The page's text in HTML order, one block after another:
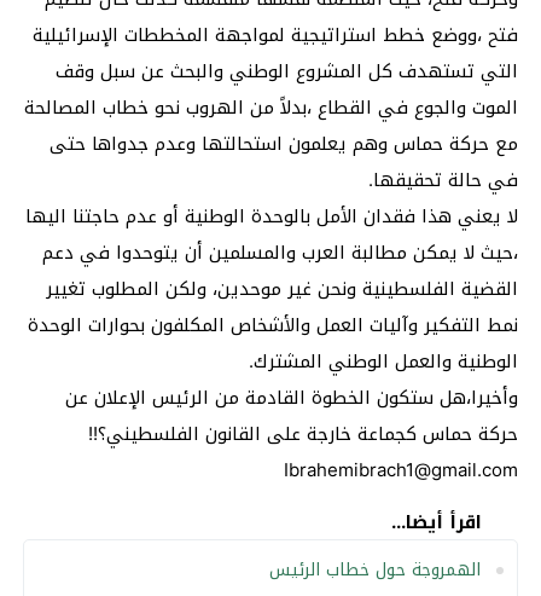
فتح ،ووضع خطط استراتيجية لمواجهة المخططات الإسرائيلية
التي تستهدف كل المشروع الوطني والبحث عن سبل وقف
الموت والجوع في القطاع ،بدلاً من الهروب نحو خطاب المصالحة
مع حركة حماس وهم يعلمون استحالتها وعدم جدواها حتى
في حالة تحقيقها.
لا يعني هذا فقدان الأمل بالوحدة الوطنية أو عدم حاجتنا اليها
،حيث لا يمكن مطالبة العرب والمسلمين أن يتوحدوا في دعم
القضية الفلسطينية ونحن غير موحدين، ولكن المطلوب تغيير
نمط التفكير وآليات العمل والأشخاص المكلفون بحوارات الوحدة
الوطنية والعمل الوطني المشترك.
وأخيرا،هل ستكون الخطوة القادمة من الرئيس الإعلان عن
حركة حماس كجماعة خارجة على القانون الفلسطيني؟!!
Ibrahemibrach1@gmail.com
اقرأ أيضا...
الهمروجة حول خطاب الرئيس